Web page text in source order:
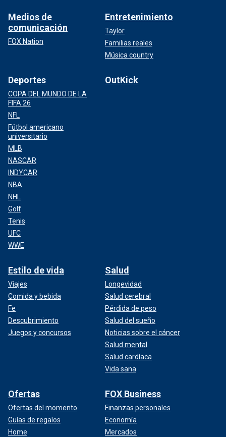
Medios de
comunicación
FOX Nation
Entretenimiento
Taylor
Familias reales
Música country
Deportes
COPA DEL MUNDO DE LA
FIFA 26
NFL
Fútbol americano
universitario
MLB
NASCAR
INDYCAR
NBA
NHL
Golf
Tenis
UFC
WWE
OutKick
Estilo de vida
Viajes
Comida y bebida
Fe
Descubrimiento
Juegos y concursos
Salud
Longevidad
Salud cerebral
Pérdida de peso
Salud del sueño
Noticias sobre el cáncer
Salud mental
Salud cardíaca
Vida sana
Ofertas
Ofertas del momento
Guías de regalos
Home
FOX Business
Finanzas personales
Economía
Mercados